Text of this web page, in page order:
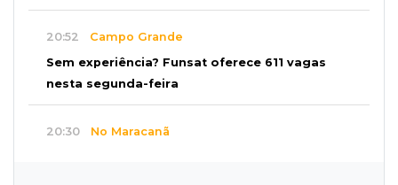
20:52 Campo Grande
Sem experiência? Funsat oferece 611 vagas
nesta segunda-feira
20:30 No Maracanã